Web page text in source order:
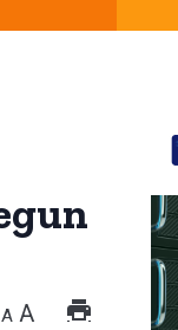
A A